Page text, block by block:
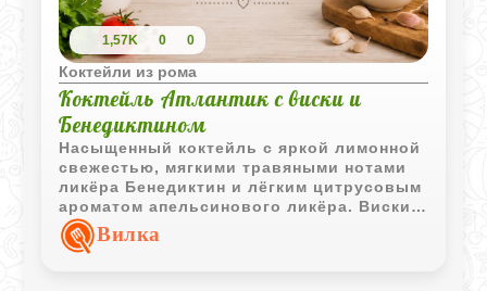
1,57K 0 0
Коктейли из рома
Коктейль Атлантик с виски и
Бенедиктином
Насыщенный коктейль с яркой лимонной
свежестью, мягкими травяными нотами
ликёра Бенедиктин и лёгким цитрусовым
ароматом апельсинового ликёра. Виски
делает вкус более глубоким и
согревающим.
Вилка